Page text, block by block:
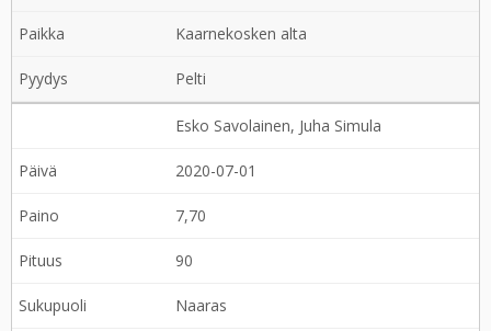
Kaarnekosken alta
Pelti
Esko Savolainen, Juha Simula
2020-07-01
7,70
90
Naaras